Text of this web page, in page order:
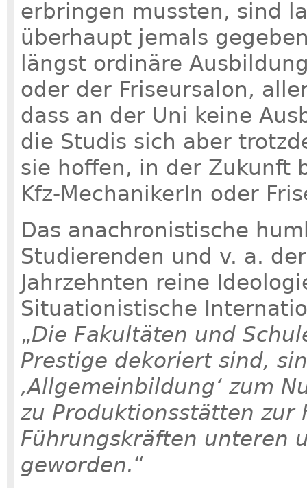
erbringen mussten, sind
überhaupt jemals
längst ordinäre
oder der Friseursalon,
dass an der Uni keine
die Studis sich aber
sie hoffen, in der Zukunft
Kfz-MechanikerIn oder
Das anachronistische
Studierenden und v. a.
Jahrzehnten reine
Situationistische
„Die Fakultäten und
Prestige dekoriert sind,
‚Allgemeinbildung‘ zum
zu Produktionsstätten zur
Führungskräften unteren
geworden.“